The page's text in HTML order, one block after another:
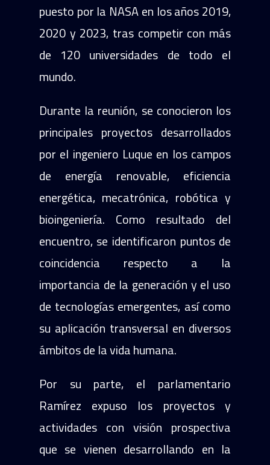
puesto por la NASA en los años 2019,
2020 y 2023, tras competir con más
de 120 universidades de todo el
mundo.
Durante la reunión, se conocieron los
principales proyectos desarrollados
por el ingeniero Luque en los campos
de energía renovable, eficiencia
energética, mecatrónica, robótica y
bioingeniería. Como resultado del
encuentro, se identificaron puntos de
coincidencia respecto a la
importancia de la generación y el uso
de tecnologías emergentes, así como
su aplicación transversal en diversos
ámbitos de la vida humana.
Por su parte, el parlamentario
Ramírez expuso los proyectos y
actividades con visión prospectiva
que se vienen desarrollando en la